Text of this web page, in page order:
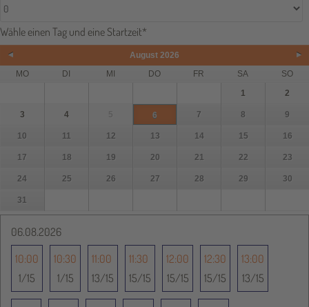
Wähle einen Tag und eine Startzeit*
&#x3 Vor&
#x3E
August 2026
MO
DI MI DO FR SA
SO
1
2
3 4 6 7 8 9
10 11 12 13 14 15 16
17 18 19 20 21 22 23
24 25 26 27 28 29 30
31
06.08.2026
10:00
1 15
10:30
1 15
11:00
13 15
11:30
15 15
12:00
15 15
12:30
15 15
13:00
13 15